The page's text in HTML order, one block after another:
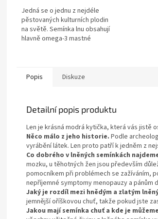
Jedná se o jednu z nejdéle
pěstovaných kulturních plodin
na světě. Semínka lnu obsahují
hlavně omega-3 mastné
Popis Diskuze
Detailní popis produktu
Len je krásná modrá kytička, která vás jistě
Něco málo z jeho historie. Podle
vyrábění látek. Len proto patří k jedněm z
Co dobrého v lněných semínkách
mozku, u těhotných žen jsou především
pomocníkem při problémech se zažíváním,
nepříjemné symptomy menopauzy a
Jaký je rozdíl mezi hnědým a zlatým
jemnější oříškovou chuť, takže pokud jste
Jakou mají semínka chuť a kde je